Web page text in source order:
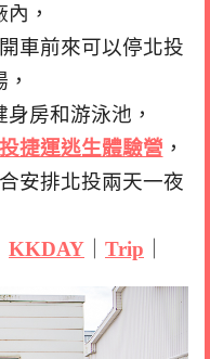
，
車前來可以停北投
房和游泳池，
捷運逃生體驗營 ，
安排北投兩天一夜
KKDAY Trip